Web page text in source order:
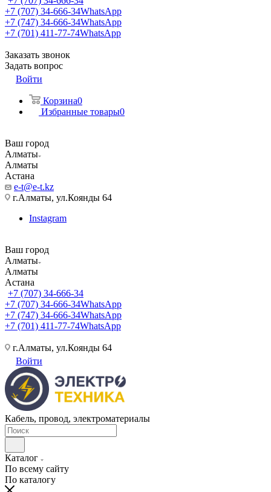
+7 (707) 34-666-34WhatsApp
+7 (747) 34-666-34WhatsApp
+7 (701) 411-77-74WhatsApp
Заказать звонок
Задать вопрос
Войти
Корзина0
Избранные товары0
Ваш город
Алматы
Алматы
Астана
e-t@e-t.kz
г.Алматы, ул.Коянды 64
Instagram
Ваш город
Алматы
Алматы
Астана
+7 (707) 34-666-34
+7 (707) 34-666-34WhatsApp
+7 (747) 34-666-34WhatsApp
+7 (701) 411-77-74WhatsApp
г.Алматы, ул.Коянды 64
Войти
Кабель, провод, электроматериалы
Каталог
По всему сайту
По каталогу